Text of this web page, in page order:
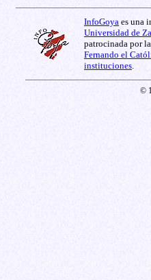
InfoGoya es una
Universidad de
patrocinada por
Fernando el
instituciones
©